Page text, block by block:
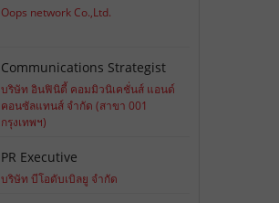
Oops network Co.,Ltd.
Communications Strategist
บริษัท อินฟินิตี้ คอมมิวนิเคชั่นส์ แอนด์
คอนซัลแทนส์ จำกัด (สาขา 001
กรุงเทพฯ)
PR Executive
บริษัท บีโอดับเบิลยู จำกัด